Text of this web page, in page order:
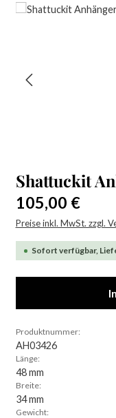
Bildergalerie
Shattuckit
Regulärer Preis:
105,00 €
Preise inkl. MwSt. zzgl.
Sofort verfügbar,
Produktnummer:
AH03426
Länge:
48 mm
Breite:
34 mm
Gewicht: